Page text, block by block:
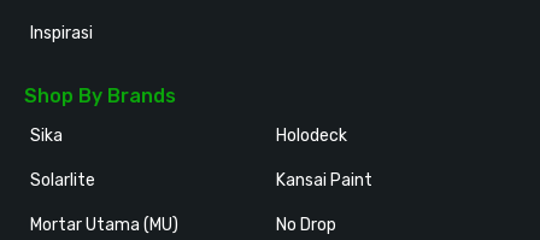
Inspirasi
Shop By Brands
Sika
Solarlite
Mortar Utama (MU)
Holodeck
Kansai Paint
No Drop